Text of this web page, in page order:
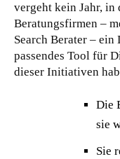
vergeht kein Jahr, in
Beratungsfirmen –
Search Berater – ein
passendes Tool für
dieser Initiativen
Die
sie
Sie